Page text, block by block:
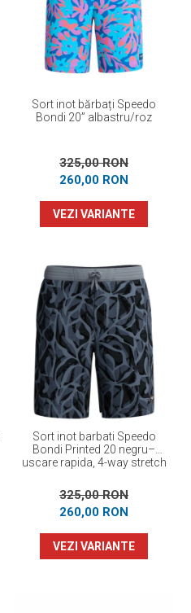
Sort inot bărbați Speedo
Bondi 20” albastru/roz
325,00 RON
260,00 RON
VEZI VARIANTE
Sort inot barbati Speedo
Bondi Printed 20 negru–
uscare rapida, 4-way stretch
325,00 RON
260,00 RON
VEZI VARIANTE